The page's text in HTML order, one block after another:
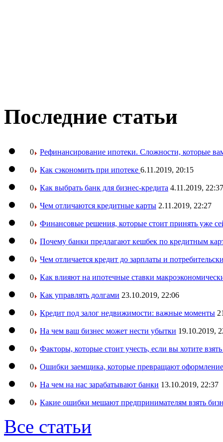
Последние статьи
0 Рефинансирование ипотеки. Сложности, которые
0 Как сэкономить при ипотеке 6.11.2019, 20:15
0 Как выбрать банк для бизнес-кредита 4.11.2019, 22:37
0 Чем отличаются кредитные карты 2.11.2019, 22:27
0 Финансовые решения, которые стоит принять уже
0 Почему банки предлагают кешбек по кредитным
0 Чем отличается кредит до зарплаты и
0 Как влияют на ипотечные ставки
0 Как управлять долгами 23.10.2019, 22:06
0 Кредит под залог недвижимости: важные моменты
0 На чем ваш бизнес может нести убытки 19.10.2019,
0 Факторы, которые стоит учесть, если вы хотите
0 Ошибки заемщика, которые превращают оформление
0 На чем на нас зарабатывают банки 13.10.2019, 22:37
0 Какие ошибки мешают предпринимателям взять
Все статьи